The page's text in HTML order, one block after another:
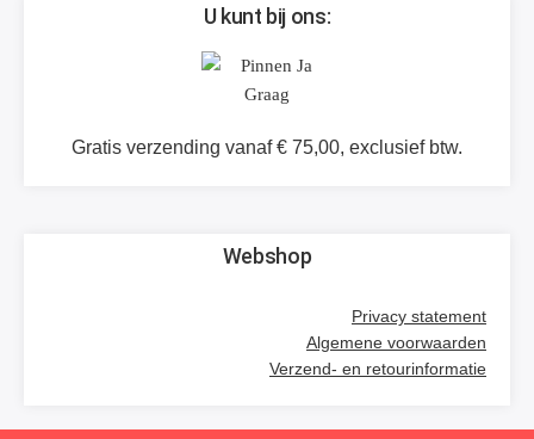
U kunt bij ons:
Gratis verzending vanaf € 75,00, exclusief btw.
Webshop
Privacy statement
Algemene voorwaarden
Verzend- en retourinformatie